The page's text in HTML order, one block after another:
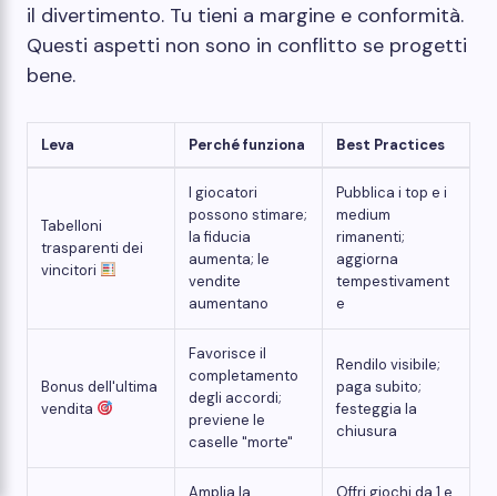
il divertimento. Tu tieni a margine e conformità.
Questi aspetti non sono in conflitto se progetti
bene.
Leva Perché funziona Best Practices
Tabelloni
trasparenti dei
vincitori
I giocatori
possono stimare;
la fiducia
aumenta; le
vendite
aumentano
Pubblica i top e i
medium
rimanenti;
aggiorna
tempestivament
e
Bonus dell'ultima
vendita
Favorisce il
completamento
degli accordi;
previene le
caselle "morte"
Rendilo visibile;
paga subito;
festeggia la
chiusura
Amplia la Offri giochi da 1 e